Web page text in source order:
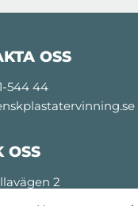
OSS
544 44
OSS
2